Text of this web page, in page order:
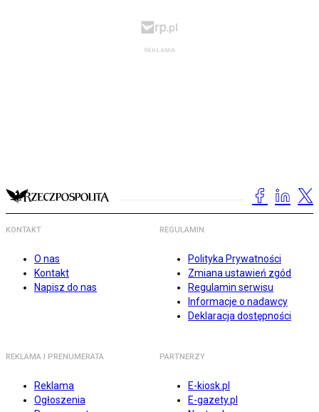
KONTAKT
O nas
Kontakt
Napisz do nas
REGULAMIN
Polityka Prywatności
Zmiana ustawień zgód
Regulamin serwisu
Informacje o nadawcy
Deklaracja dostępności
REKLAMA I PRENUMERATA
Reklama
Ogłoszenia
PARTNERZY
E-kiosk.pl
E-gazety.pl